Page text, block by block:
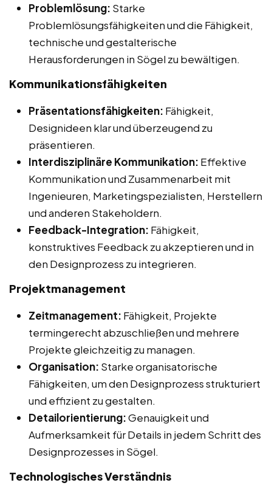
Problemlösung: Starke
Problemlösungsfähigkeiten und die Fähigkeit,
technische und gestalterische
Herausforderungen in Sögel zu bewältigen.
Kommunikationsfähigkeiten
Präsentationsfähigkeiten: Fähigkeit,
Designideen klar und überzeugend zu
präsentieren.
Interdisziplinäre Kommunikation: Effektive
Kommunikation und Zusammenarbeit mit
Ingenieuren, Marketingspezialisten, Herstellern
und anderen Stakeholdern.
Feedback-Integration: Fähigkeit,
konstruktives Feedback zu akzeptieren und in
den Designprozess zu integrieren.
Projektmanagement
Zeitmanagement: Fähigkeit, Projekte
termingerecht abzuschließen und mehrere
Projekte gleichzeitig zu managen.
Organisation: Starke organisatorische
Fähigkeiten, um den Designprozess strukturiert
und effizient zu gestalten.
Detailorientierung:Genauigkeit und
Aufmerksamkeit für Details in jedem Schritt des
Designprozesses in Sögel.
Technologisches Verständnis